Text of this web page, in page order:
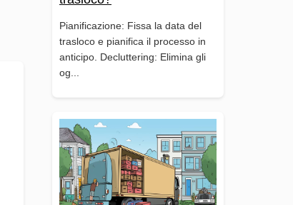
Pianificazione: Fissa la data del
trasloco e pianifica il processo in
anticipo. Decluttering: Elimina gli
og...